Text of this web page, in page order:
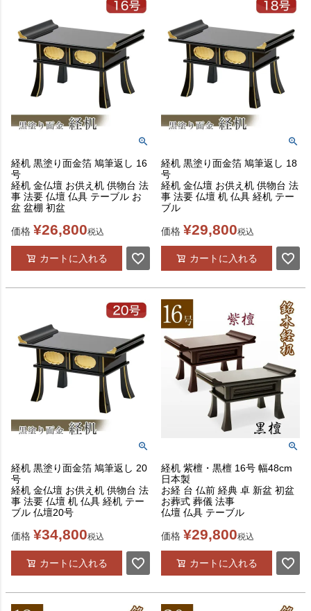
経机 黒塗り面金箔 鳩筆返し 16
号
経机 金仏壇 お供え机 供物台 法
事 法要 仏壇 仏具 テーブル お
盆 盆棚 初盆
価格 ¥26,800税込
カートに入れる
経机 黒塗り面金箔 鳩筆返し 18
号
経机 金仏壇 お供え机 供物台 法
事 法要 仏壇 机 仏具 経机 テー
ブル
価格 ¥29,800税込
カートに入れる
経机 黒塗り面金箔 鳩筆返し 20
号
経机 金仏壇 お供え机 供物台 法
事 法要 仏壇 机 仏具 経机 テー
ブル 仏壇20号
価格 ¥34,800税込
カートに入れる
経机 紫檀・黒檀 16号 幅48cm
日本製
お経 台 仏前 経典 卓 新盆 初盆
お葬式 葬儀 法事
仏壇 仏具 テーブル
価格 ¥29,800税込
カートに入れる